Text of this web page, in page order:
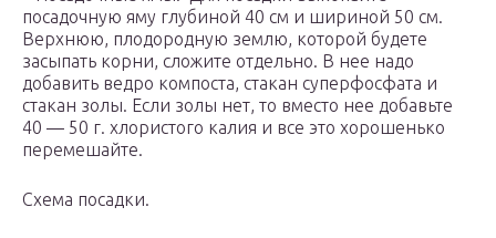
посадочную яму глубиной 40 см и шириной 50 см.
Верхнюю, плодородную землю, которой будете
засыпать корни, сложите отдельно. В нее надо
добавить ведро компоста, стакан суперфосфата и
стакан золы. Если золы нет, то вместо нее добавьте
40 — 50 г. хлористого калия и все это хорошенько
перемешайте.
Схема посадки.